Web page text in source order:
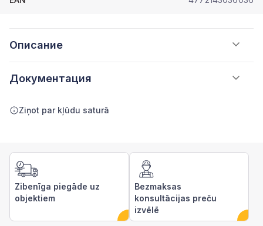
Описание
Документация
Ziņot par kļūdu saturā
Zibenīga piegāde uz
objektiem
Bezmaksas
konsultācijas preču
izvēlē